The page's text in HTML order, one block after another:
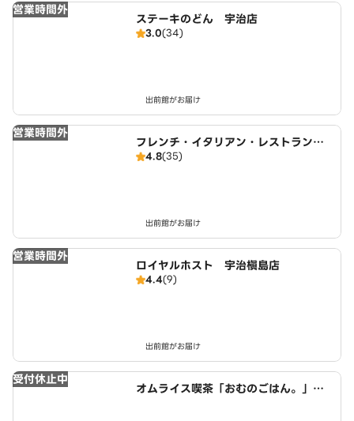
営業時間外
ステーキのどん 宇治店
3.0(34)
出前館がお届け
営業時間外
フレンチ・イタリアン・レストラン
すわん
4.8(35)
出前館がお届け
営業時間外
ロイヤルホスト 宇治槇島店
4.4(9)
出前館がお届け
受付休止中
オムライス喫茶「おむのごはん。」